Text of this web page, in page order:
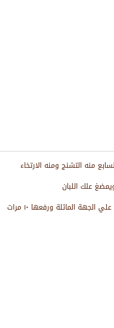
منه التشنج ومنه الارتخاء
علك اللبان
وينصح بمساج زيت الخردل بوضع الكف علي الجهة المائلة ورفعها ١٠ مرات